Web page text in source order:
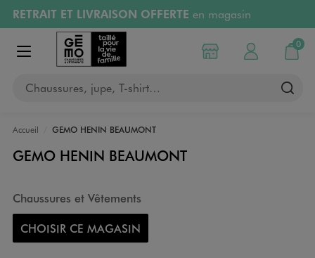
Aller au contenu principal
Aller à la navigation
RETRAIT ET LIVRAISON OFFERTE en magasin
Retours OFFERTSpendant 30 jours
PAYEZ EN 3x SANS FRAIS
RÉSERVATION GRATUITE
Afficher le menu
Chaussures, jupe, T-shirt…
Choisir mon magasin
Mon compte
0
Mon
Accueil GEMO HENIN BEAUMONT
GEMO HENIN BEAUMONT
Chaussures et Vêtements
CHOISIR CE MAGASIN